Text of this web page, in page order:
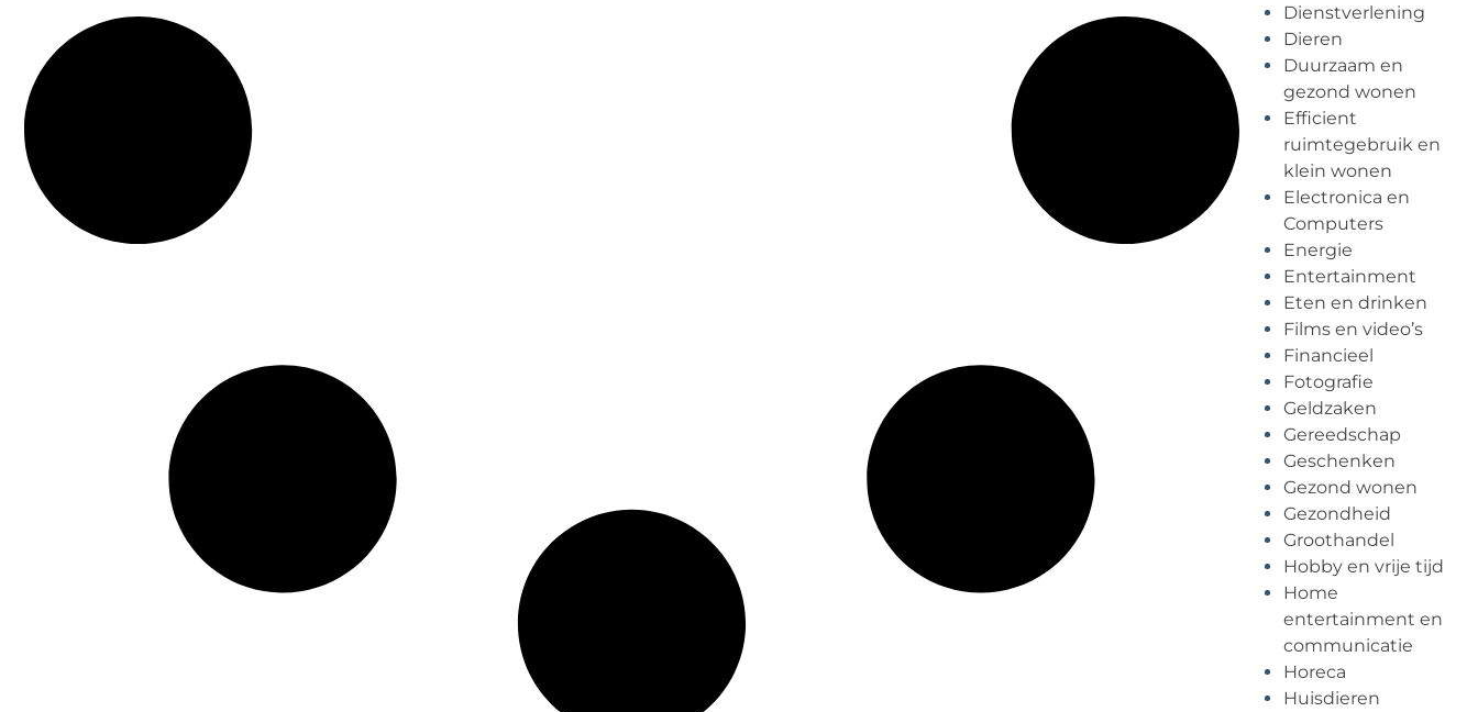
Dienstverlening
Dieren
Duurzaam en
gezond wonen
Efficient
ruimtegebruik en
klein wonen
Electronica en
Computers
Energie
Entertainment
Eten en drinken
Films en video’s
Financieel
Fotografie
Geldzaken
Gereedschap
Geschenken
Gezond wonen
Gezondheid
Groothandel
Hobby en vrije tijd
Home
entertainment en
communicatie
Horeca
Huisdieren